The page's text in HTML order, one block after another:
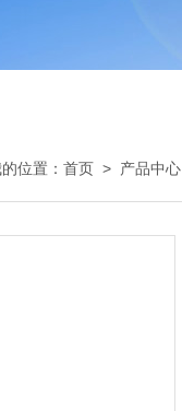
位置： 首页 > 产品中心